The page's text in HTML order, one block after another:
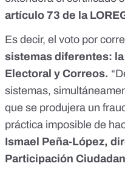
artículo 73 de la
Es decir, el voto por
sistemas diferentes:
Electoral y Correos.
sistemas,
que se produjera un
práctica imposible de
Ismael Peña-López,
Participación